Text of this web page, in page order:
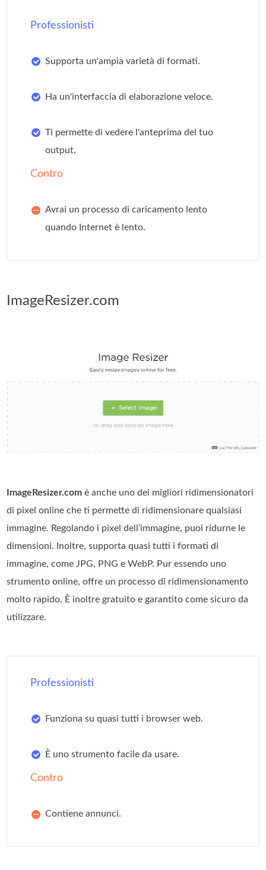
Professionisti
Supporta un'ampia varietà di formati.
Ha un'interfaccia di elaborazione veloce.
Ti permette di vedere l'anteprima del tuo
output.
Contro
Avrai un processo di caricamento lento
quando Internet è lento.
ImageResizer.com
ImageResizer.com è anche uno dei migliori ridimensionatori
di pixel online che ti permette di ridimensionare qualsiasi
immagine. Regolando i pixel dell’immagine, puoi ridurne le
dimensioni. Inoltre, supporta quasi tutti i formati di
immagine, come JPG, PNG e WebP. Pur essendo uno
strumento online, offre un processo di ridimensionamento
molto rapido. È inoltre gratuito e garantito come sicuro da
utilizzare.
Professionisti
Funziona su quasi tutti i browser web.
È uno strumento facile da usare.
Contro
Contiene annunci.